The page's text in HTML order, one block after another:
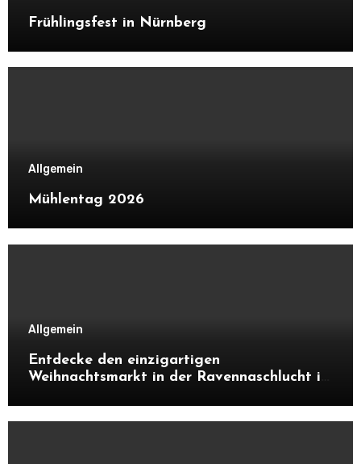
Frühlingsfest in Nürnberg
Allgemein
Mühlentag 2026
Allgemein
Entdecke den einzigartigen
Weihnachtsmarkt in der Ravennaschlucht im
Highlights, Besonderheiten und warum sich